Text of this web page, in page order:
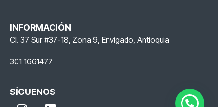
INFORMACIÓN
Cl. 37 Sur #37-18, Zona 9, Envigado, Antioquia
301 1661477
SÍGUENOS
I L